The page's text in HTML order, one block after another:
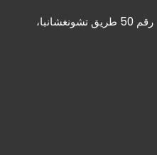
المكتب الغرفة 8012، مبنى ليتانغ، رقم 50 طريق تشونغشانبا،